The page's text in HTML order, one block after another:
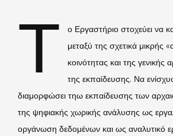
Τ
ο Εργαστήριο στοχεύει να
μεταξύ της σχετικά μικρής
κοινότητας και της γενικής
της εκπαίδευσης. Να
διαμορφώσει τηω εκπαίδευσης των
της ψηφιακής χωρικής ανάλυσης ως
οργάνωση δεδομένων και ως αναλυτικό